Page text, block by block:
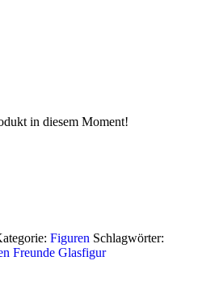
in diesem Moment!
Figuren Schlagwörter:
Freunde Glasfigur